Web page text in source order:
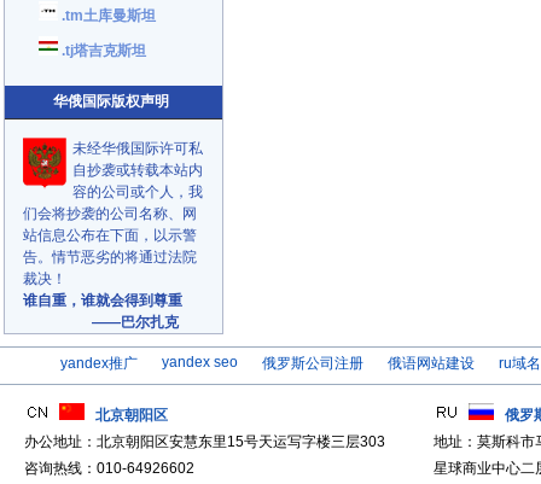
.tm土库曼斯坦
.tj塔吉克斯坦
华俄国际版权声明
未经华俄国际许可私
自抄袭或转载本站内
容的公司或个人，我
们会将抄袭的公司名称、网
站信息公布在下面，以示警
告。情节恶劣的将通过法院
裁决！
谁自重，谁就会得到尊重
——巴尔扎克
yandex推广 yandex seo 俄罗斯公司注册 俄语网站建设 ru域
北京朝阳区
办公地址：北京朝阳区安慧东里15号天运写字楼三层303
咨询热线：010-64926602
俄罗
地址：莫斯科市
星球商业中心二